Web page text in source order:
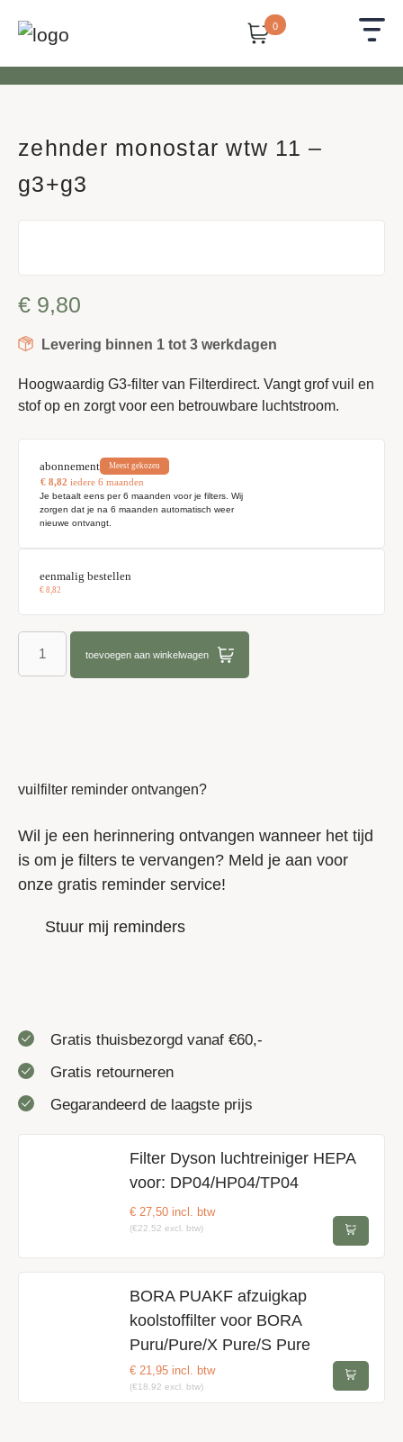
0
zehnder monostar wtw 11 –
g3+g3
€ 9,80
Levering binnen 1 tot 3 werkdagen
Hoogwaardig G3-filter van Filterdirect. Vangt grof vuil en
stof op en zorgt voor een betrouwbare luchtstroom.
eenmalig bestellen
€8,82
abonnement Meest gekozen
€ 8,82 iedere 6 maanden
Je betaalt eens per 6 maanden voor je filters. Wij
zorgen dat je na 6 maanden automatisch weer
nieuwe ontvangt.
toevoegen aan winkelwagen
vuilfilter reminder ontvangen?
Wil je een herinnering ontvangen wanneer het tijd
is om je filters te vervangen? Meld je aan voor
onze gratis reminder service!
Stuur mij reminders
Gratis thuisbezorgd vanaf €60,-
Gratis retourneren
Gegarandeerd de laagste prijs
Filter Dyson luchtreiniger HEPA
voor: DP04/HP04/TP04
€ 27,50 incl. btw
(€22.52 excl. btw)
BORA PUAKF afzuigkap
koolstoffilter voor BORA
Puru/Pure/X Pure/S Pure
€ 21,95 incl. btw
(€18.92 excl. btw)